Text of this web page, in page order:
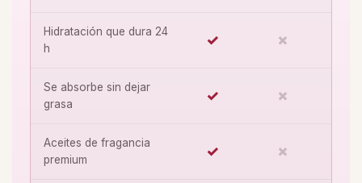
Hidratación que dura 24
h
✓ ✗
Se absorbe sin dejar
grasa
✓ ✗
Aceites de fragancia
premium
✓ ✗